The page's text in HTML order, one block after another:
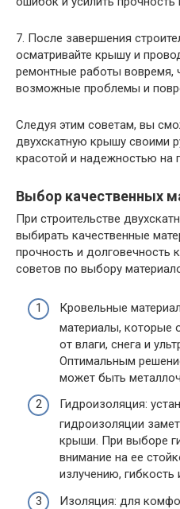
7. После завершения
осматривайте крышу и
ремонтные работы вовремя,
возможные проблемы и
Следуя этим советам, вы
двухскатную крышу своими
красотой и надежностью на
Выбор качественных
При строительстве
выбирать качественные
прочность и долговечность
советов по выбору
Кровельные
материалы, которые
от влаги, снега и
Оптимальным
может быть
Гидроизоляция:
гидроизоляции
крыши. При выборе
внимание на ее
излучению,
Изоляция: для